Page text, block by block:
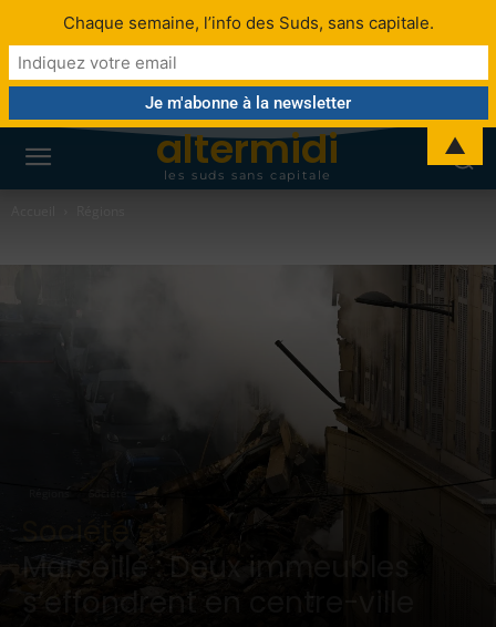
altermidi
les suds sans capitale
Société :
Marseille : Deux immeubles
s’effondrent en centre-ville
Chaque semaine, l’info des Suds, sans capitale.
▲